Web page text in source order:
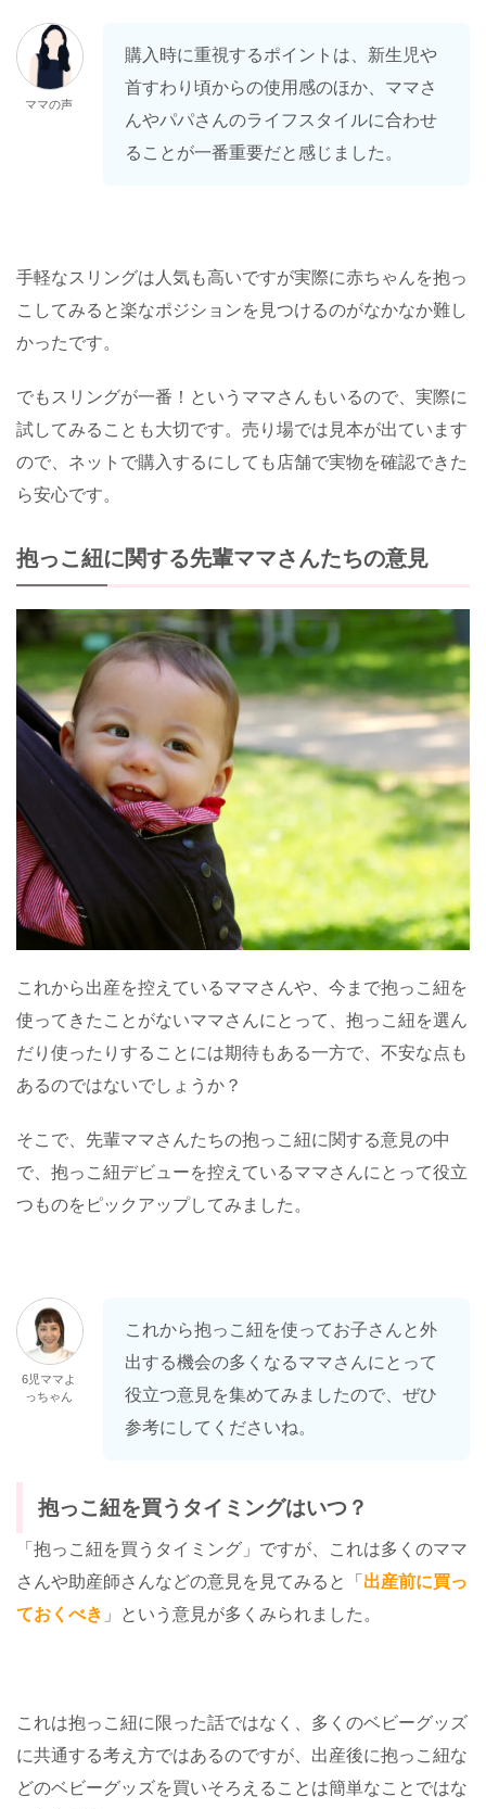
ママの声
購入時に重視するポイントは、新生児や
首すわり頃からの使用感のほか、ママさ
んやパパさんのライフスタイルに合わせ
ることが一番重要だと感じました。
手軽なスリングは人気も高いですが実際に赤ちゃんを抱っ
こしてみると楽なポジションを見つけるのがなかなか難し
かったです。
でもスリングが一番！というママさんもいるので、実際に
試してみることも大切です。売り場では見本が出ています
ので、ネットで購入するにしても店舗で実物を確認できた
ら安心です。
抱っこ紐に関する先輩ママさんたちの意見
これから出産を控えているママさんや、今まで抱っこ紐を
使ってきたことがないママさんにとって、抱っこ紐を選ん
だり使ったりすることには期待もある一方で、不安な点も
あるのではないでしょうか？
そこで、先輩ママさんたちの抱っこ紐に関する意見の中
で、抱っこ紐デビューを控えているママさんにとって役立
つものをピックアップしてみました。
6児ママよ
っちゃん
これから抱っこ紐を使ってお子さんと外
出する機会の多くなるママさんにとって
役立つ意見を集めてみましたので、ぜひ
参考にしてくださいね。
抱っこ紐を買うタイミングはいつ？
「抱っこ紐を買うタイミング」ですが、これは多くのママ
さんや助産師さんなどの意見を見てみると「 出産前に買っ
ておくべき 」という意見が多くみられました。
これは抱っこ紐に限った話ではなく、多くのベビーグッズ
に共通する考え方ではあるのですが、出産後に抱っこ紐な
どのベビーグッズを買いそろえることは簡単なことではな